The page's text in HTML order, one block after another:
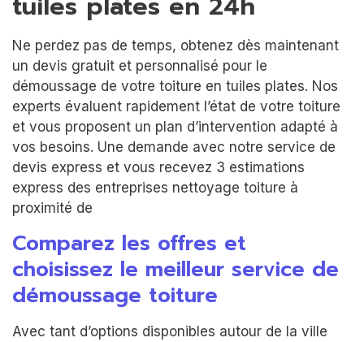
Ne perdez pas de temps, obtenez dès maintenant
un devis gratuit et personnalisé pour le
démoussage de votre toiture en tuiles plates. Nos
experts évaluent rapidement l’état de votre toiture
et vous proposent un plan d’intervention adapté à
vos besoins. Une demande avec notre service de
devis express et vous recevez 3 estimations
express des entreprises nettoyage toiture à
proximité de
Comparez les offres et
choisissez le meilleur service de
démoussage toiture
Avec tant d’options disponibles autour de la ville